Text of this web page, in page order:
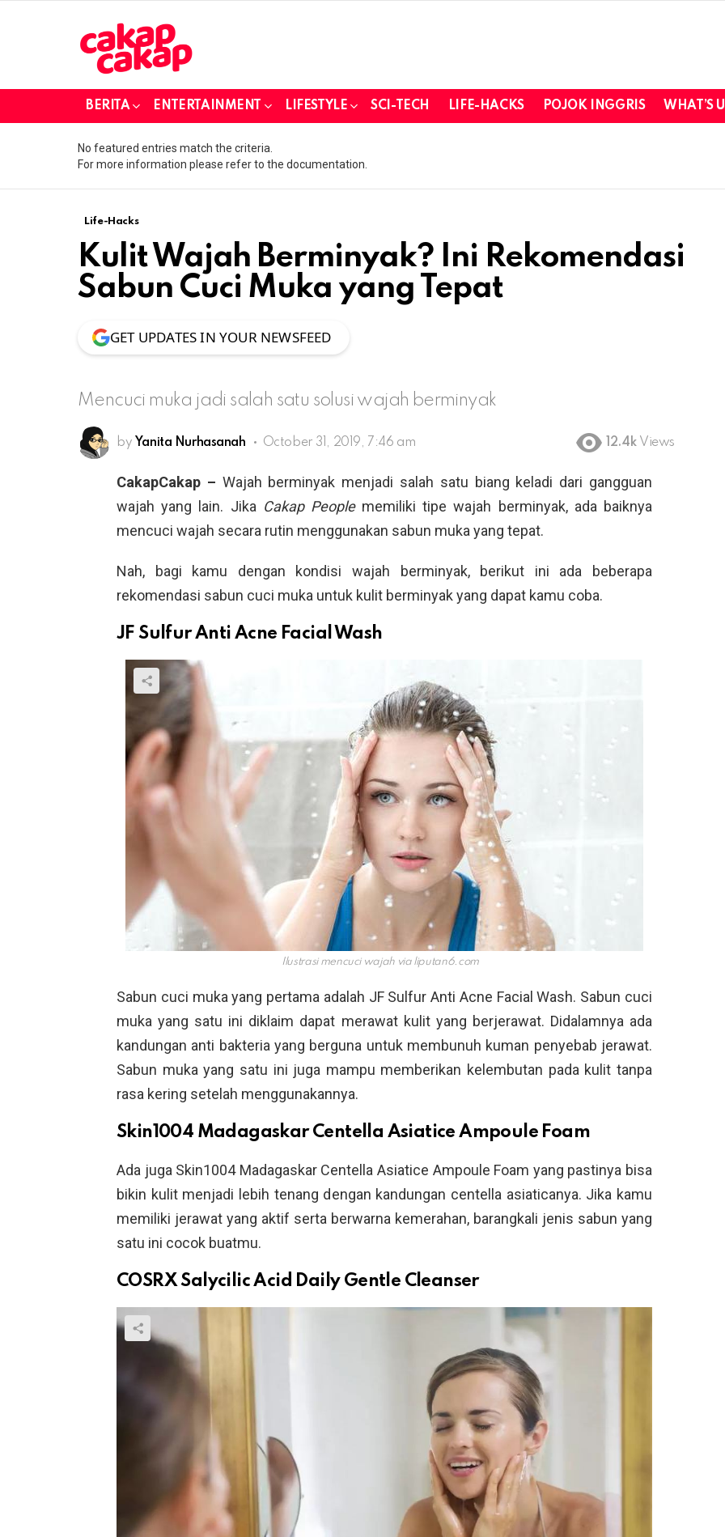
BERITA ENTERTAINMENT LIFESTYLE SCI-TECH LIFE-HACKS POJOK INGGRIS WHAT’S
No featured entries match the criteria.
For more information please refer to the documentation.
Life-Hacks
Kulit Wajah Berminyak? Ini Rekomendasi
Sabun Cuci Muka yang Tepat
GET UPDATES IN YOUR NEWSFEED
Mencuci muka jadi salah satu solusi wajah berminyak
by Yanita Nurhasanah October 31, 2019, 7:46 am 12.4k Views
CakapCakap – Wajah berminyak menjadi salah satu biang keladi dari gangguan
wajah yang lain. Jika Cakap Peoplememiliki tipe wajah berminyak, ada baiknya
mencuci wajah secara rutin menggunakan sabun muka yang tepat.
Nah, bagi kamu dengan kondisi wajah berminyak, berikut ini ada beberapa
rekomendasi sabun cuci muka untuk kulit berminyak yang dapat kamu coba.
JF Sulfur Anti Acne Facial Wash
Ilustrasi mencuci wajah via liputan6.com
Sabun cuci muka yang pertama adalah JF Sulfur Anti Acne Facial Wash. Sabun cuci
muka yang satu ini diklaim dapat merawat kulit yang berjerawat. Didalamnya ada
kandungan anti bakteria yang berguna untuk membunuh kuman penyebab jerawat.
Sabun muka yang satu ini juga mampu memberikan kelembutan pada kulit tanpa
rasa kering setelah menggunakannya.
Skin1004 Madagaskar Centella Asiatice Ampoule Foam
Ada juga Skin1004 Madagaskar Centella Asiatice Ampoule Foam yang pastinya bisa
bikin kulit menjadi lebih tenang dengan kandungan centella asiaticanya. Jika kamu
memiliki jerawat yang aktif serta berwarna kemerahan, barangkali jenis sabun yang
satu ini cocok buatmu.
COSRX Salycilic Acid Daily Gentle Cleanser